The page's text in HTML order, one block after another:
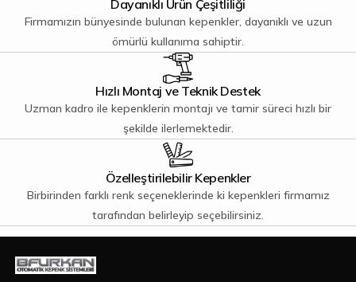
Dayanıklı Ürün Çeşitliliği
Firmamızın bünyesinde bulunan kepenkler, dayanıklı ve uzun
ömürlü kullanıma sahiptir.
Hızlı Montaj ve Teknik Destek
Uzman kadro ile kepenklerin montajı ve tamir süreci hızlı bir
şekilde ilerlemektedir.
Özelleştirilebilir Kepenkler
Birbirinden farklı renk seçeneklerinde ki kepenkleri firmamız
tarafından belirleyip seçebilirsiniz.